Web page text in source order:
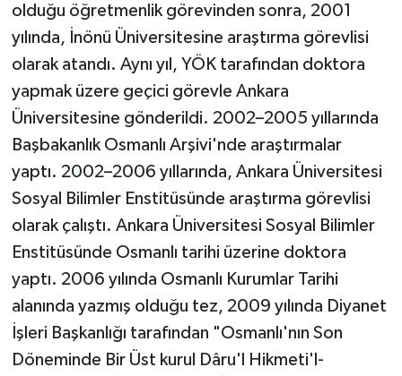
olduğu öğretmenlik görevinden sonra, 2001
yılında, İnönü Üniversitesine araştırma görevlisi
olarak atandı. Aynı yıl, YÖK tarafından doktora
yapmak üzere geçici görevle Ankara
Üniversitesine gönderildi. 2002–2005 yıllarında
Başbakanlık Osmanlı Arşivi'nde araştırmalar
yaptı. 2002–2006 yıllarında, Ankara Üniversitesi
Sosyal Bilimler Enstitüsünde araştırma görevlisi
olarak çalıştı. Ankara Üniversitesi Sosyal Bilimler
Enstitüsünde Osmanlı tarihi üzerine doktora
yaptı. 2006 yılında Osmanlı Kurumlar Tarihi
alanında yazmış olduğu tez, 2009 yılında Diyanet
İşleri Başkanlığı tarafından "Osmanlı'nın Son
Döneminde Bir Üst kurul Dâru'l Hikmeti'l-